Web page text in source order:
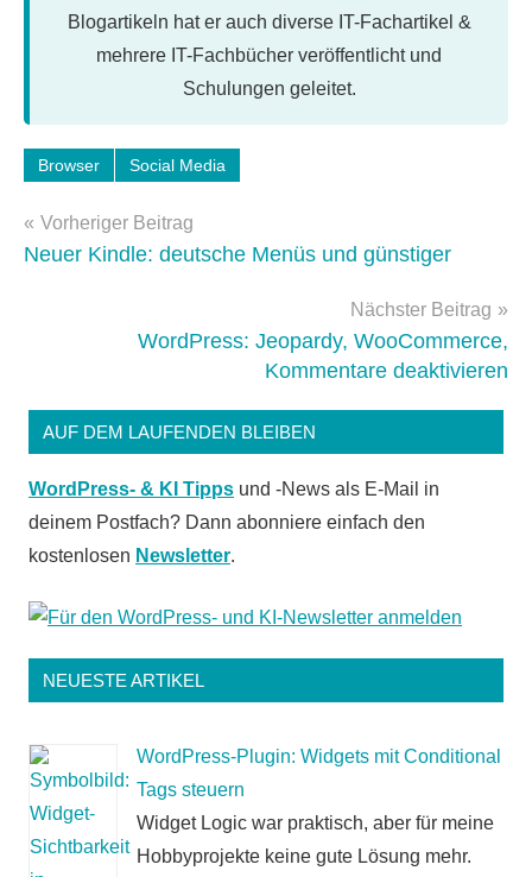
Blogartikeln hat er auch diverse IT-Fachartikel &
mehrere IT-Fachbücher veröffentlicht und
Schulungen geleitet.
Schlagwörter:
2.0
Browser Social Media
Beitragsnavigation
Vorheriger Beitrag
Neuer Kindle: deutsche Menüs und günstiger
Nächster Beitrag
WordPress: Jeopardy, WooCommerce,
Kommentare deaktivieren
AUF DEM LAUFENDEN BLEIBEN
WordPress- & KI Tipps und -News als E-Mail in
deinem Postfach? Dann abonniere einfach den
kostenlosen Newsletter.
NEUESTE ARTIKEL
WordPress-Plugin: Widgets mit Conditional
Tags steuern
Widget Logic war praktisch, aber für meine
Hobbyprojekte keine gute Lösung mehr.